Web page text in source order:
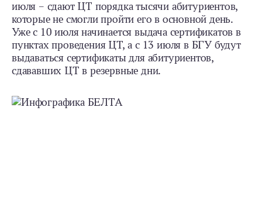
июля – сдают ЦТ порядка тысячи абитуриентов,
которые не смогли пройти его в основной день.
Уже с 10 июля начинается выдача сертификатов в
пунктах проведения ЦТ, а с 13 июля в БГУ будут
выдаваться сертификаты для абитуриентов,
сдававших ЦТ в резервные дни.